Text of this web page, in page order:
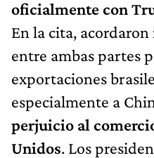
oficialmente con
En la cita,
entre ambas partes
exportaciones
especialmente a
perjuicio al
Unidos. Los